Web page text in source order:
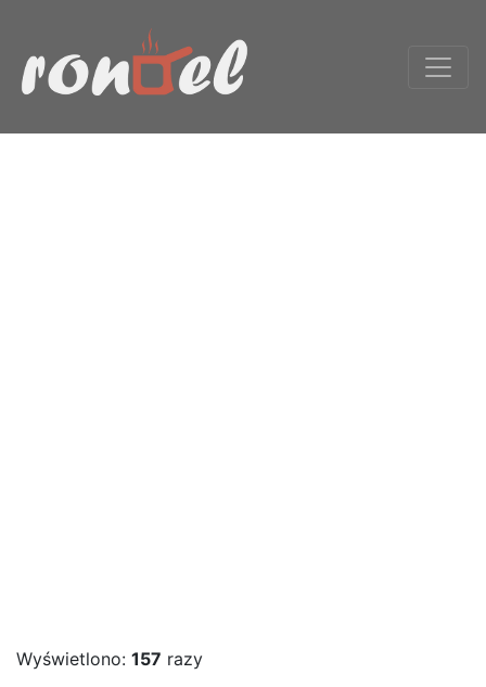
Wyświetlono: 157 razy